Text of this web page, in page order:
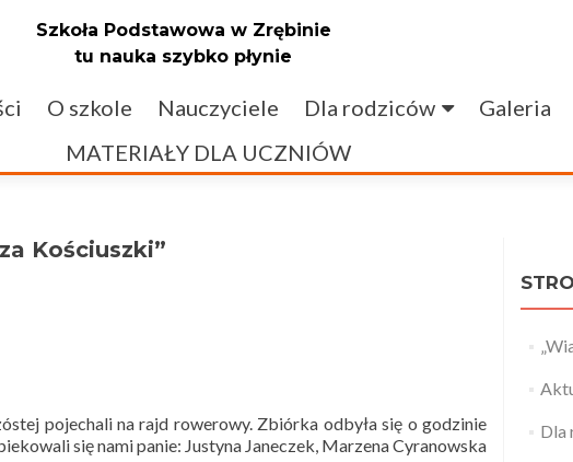
Szkoła Podstawowa w Zrębinie
tu nauka szybko płynie
O szkole Nauczyciele Dla rodziców Galeria
MATERIAŁY DLA UCZNIÓW
Kościuszki”
pojechali na rajd rowerowy. Zbiórka odbyła się o godzinie
się nami panie: Justyna Janeczek, Marzena Cyranowska
Dla